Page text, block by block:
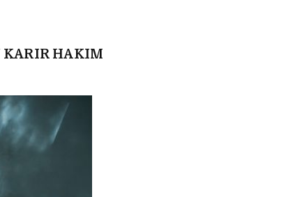
KARIR HAKIM